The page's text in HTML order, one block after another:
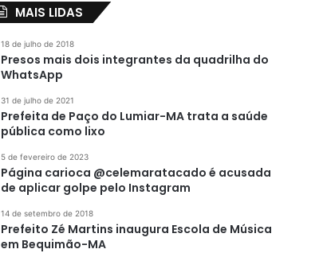
MAIS LIDAS
18 de julho de 2018
Presos mais dois integrantes da quadrilha do
WhatsApp
31 de julho de 2021
Prefeita de Paço do Lumiar-MA trata a saúde
pública como lixo
5 de fevereiro de 2023
Página carioca @celemaratacado é acusada
de aplicar golpe pelo Instagram
14 de setembro de 2018
Prefeito Zé Martins inaugura Escola de Música
em Bequimão-MA